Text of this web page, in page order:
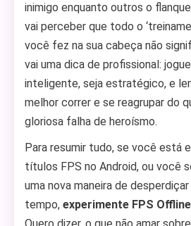
inimigo enquanto outros o
vai perceber que todo o
você fez na sua cabeça não
vai uma dica de profissional:
inteligente, seja estratégico, e
melhor correr e se reagrupar do
gloriosa falha de heroísmo.
Para resumir tudo, se você está
títulos FPS no Android, ou você
uma nova maneira de
tempo, experimente FPS